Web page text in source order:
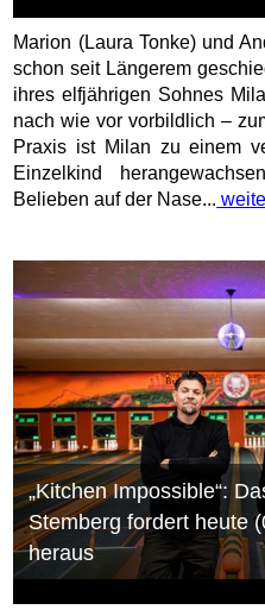
Marion (Laura Tonke) und
schon seit Längerem
ihres elfjährigen Sohnes
nach wie vor vorbildlich –
Praxis ist Milan zu einem
Einzelkind
Belieben auf der Nase...
„Kitchen Impossible“:
Stemberg fordert heute
heraus